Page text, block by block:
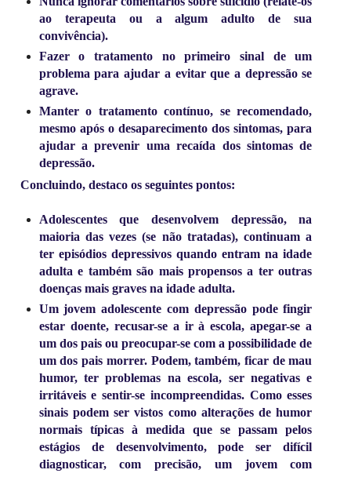
ao terapeuta ou a algum adulto de sua
convivência).
Fazer o tratamento no primeiro sinal de um
problema para ajudar a evitar que a depressão se
agrave.
Manter o tratamento contínuo, se recomendado,
mesmo após o desaparecimento dos sintomas, para
ajudar a prevenir uma recaída dos sintomas de
depressão.
Concluindo, destaco os seguintes pontos:
Adolescentes que desenvolvem depressão, na
maioria das vezes (se não tratadas), continuam a
ter episódios depressivos quando entram na idade
adulta e também são mais propensos a ter outras
doenças mais graves na idade adulta.
Um jovem adolescente com depressão pode fingir
estar doente, recusar-se a ir à escola, apegar-se a
um dos pais ou preocupar-se com a possibilidade de
um dos pais morrer. Podem, também, ficar de mau
humor, ter problemas na escola, ser negativas e
irritáveis ​​e sentir-se incompreendidas. Como esses
sinais podem ser vistos como alterações de humor
normais típicas à medida que se passam pelos
estágios de desenvolvimento, pode ser difícil
diagnosticar, com precisão, um jovem com